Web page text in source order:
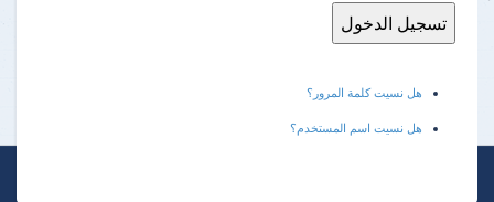
هل نسيت كلمة المرور؟
هل نسيت اسم المستخدم؟